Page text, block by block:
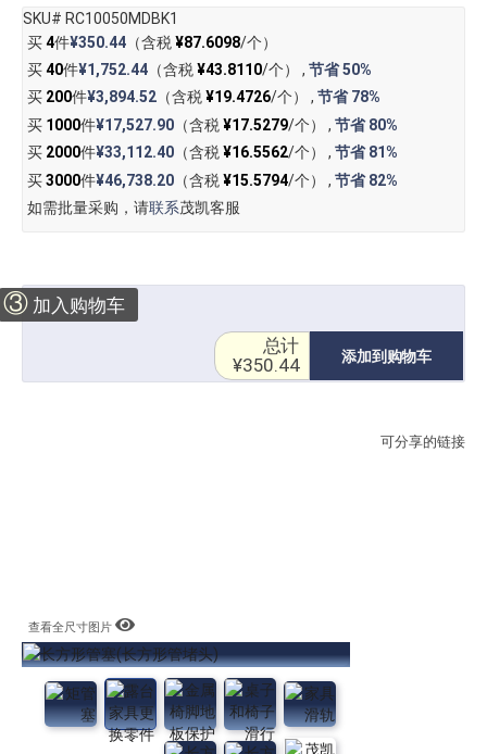
SKU# RC10050MDBK1
买4件¥350.44（含税¥87.6098/个）
买40件¥1,752.44（含税¥43.8110/个） , 节省50%
买 200件¥3,894.52（含税¥19.4726/个） , 节省78%
买 1000件¥17,527.90（含税¥17.5279/个） , 节省80%
买 2000件¥33,112.40（含税¥16.5562/个） , 节省81%
买3000件¥46,738.20（含税¥15.5794/个） , 节省82%
如需批量采购，请联系茂凯客服
③ 加入购物车
添加到购物车
总计
¥350.44
可分享的链接
查看全尺寸图片